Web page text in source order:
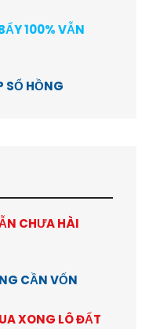
100% VẪN
SỔ HỒNG
CHƯA HÀI
CẦN VỐN
XONG LÔ ĐẤT